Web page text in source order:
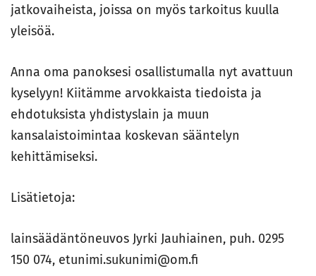
jatkovaiheista, joissa on myös tarkoitus kuulla
yleisöä.
Anna oma panoksesi osallistumalla nyt avattuun
kyselyyn! Kiitämme arvokkaista tiedoista ja
ehdotuksista yhdistyslain ja muun
kansalaistoimintaa koskevan sääntelyn
kehittämiseksi.
Lisätietoja:
lainsäädäntöneuvos Jyrki Jauhiainen, puh. 0295
150 074, etunimi.sukunimi@om.fi